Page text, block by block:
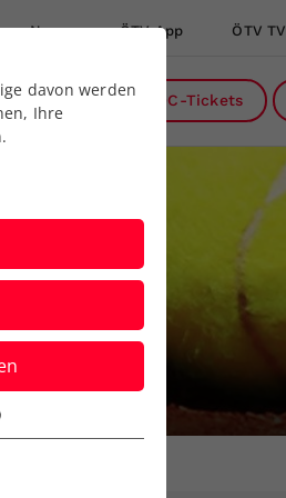
News ÖTV App ÖTV TV
DC-Tickets
davon werden
Ihre
der
Webseite